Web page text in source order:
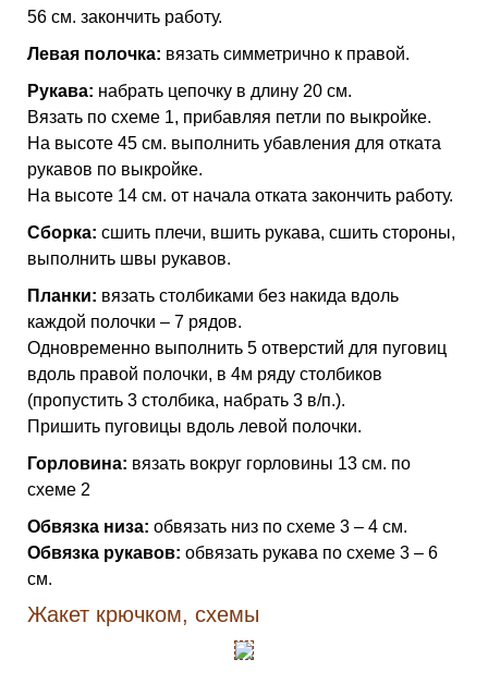
56 см. закончить работу.
Левая полочка: вязать симметрично к правой.
Рукава: набрать цепочку в длину 20 см.
Вязать по схеме 1, прибавляя петли по выкройке.
На высоте 45 см. выполнить убавления для отката
рукавов по выкройке.
На высоте 14 см. от начала отката закончить работу.
Сборка: сшить плечи, вшить рукава, сшить стороны,
выполнить швы рукавов.
Планки: вязать столбиками без накида вдоль
каждой полочки – 7 рядов.
Одновременно выполнить 5 отверстий для пуговиц
вдоль правой полочки, в 4м ряду столбиков
(пропустить 3 столбика, набрать 3 в/п.).
Пришить пуговицы вдоль левой полочки.
Горловина: вязать вокруг горловины 13 см. по
схеме 2
Обвязка низа: обвязать низ по схеме 3 – 4 см.
Обвязка рукавов: обвязать рукава по схеме 3 – 6
см.
Жакет крючком, схемы